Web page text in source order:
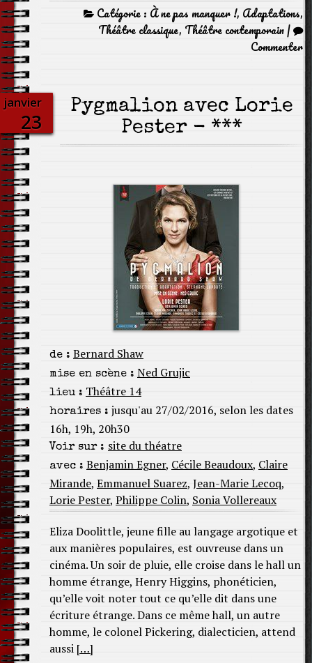
Catégorie : À ne pas manquer !, Adaptations,
Théâtre classique, Théâtre contemporain|
Commenter
janvier
23
Pygmalion avec Lorie
Pester - ***
de : Bernard Shaw
mise en scène : Ned Grujic
lieu : Théâtre 14
horaires : jusqu'au 27/02/2016, selon les dates
16h, 19h, 20h30
Voir sur : site du théatre
avec : Benjamin Egner, Cécile Beaudoux, Claire
Mirande, Emmanuel Suarez, Jean-Marie Lecoq,
Lorie Pester, Philippe Colin, Sonia Vollereaux
Eliza Doolittle, jeune fille au langage argotique et
aux manières populaires, est ouvreuse dans un
cinéma. Un soir de pluie, elle croise dans le hall un
homme étrange, Henry Higgins, phonéticien,
qu’elle voit noter tout ce qu’elle dit dans une
écriture étrange. Dans ce même hall, un autre
homme, le colonel Pickering, dialecticien, attend
aussi […]